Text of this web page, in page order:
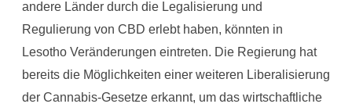
andere Länder durch die Legalisierung und
Regulierung von CBD erlebt haben, könnten in
Lesotho Veränderungen eintreten. Die Regierung hat
bereits die Möglichkeiten einer weiteren Liberalisierung
der Cannabis-Gesetze erkannt, um das wirtschaftliche